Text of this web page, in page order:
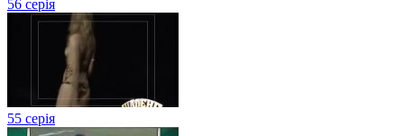
56 серія
55 серія